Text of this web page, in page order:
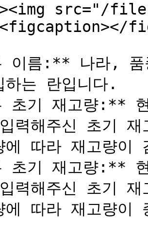
src="/files/
름:** 나라, 품
하는 란입니다.
기 재고량:** 현
력해주신 초기
에 따라 재고량이
기 재고량:** 현
력해주신 초기
에 따라 재고량이